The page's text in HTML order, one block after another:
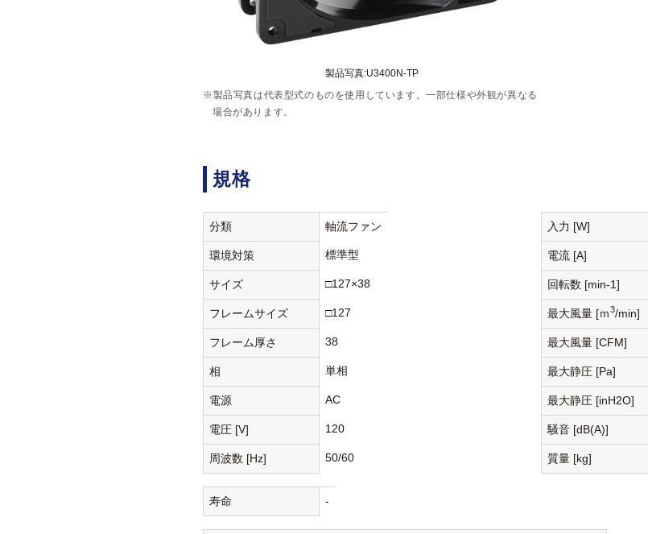
製品写真:U3400N-TP
※製品写真は代表型式のものを使用しています。一部仕様や外観が異なる
場合があります。
規格
分類 軸流ファン
環境対策 標準型
サイズ □127×38
フレームサイズ □127
フレーム厚さ 38
相 単相
電源 AC
電圧 [V] 120
周波数 [Hz] 50/60
入力 [W]
電流 [A]
回転数 [min-1]
最大風量 [ｍ3/min]
最大風量 [CFM]
最大静圧 [Pa]
最大静圧 [inH2O]
騒音 [dB(A)]
質量 [kg]
寿命 -